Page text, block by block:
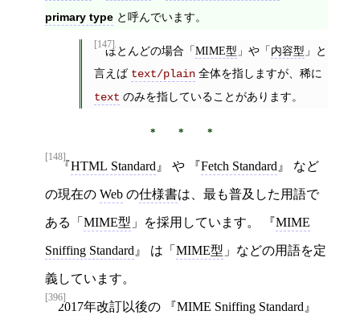
primary type と呼んでいます。
[147]ほとんどの場合「MIME型 」や「内容型 」と
言えば text/plain全体を指しますが、稀に
text のみを指していることがあります。
[148]
HTML Standard や Fetch Standard など
の現在の Web の仕様書は、最も普及した用語で
ある「 MIME型 」を採用しています。 MIME
Sniffing Standard は「 MIME型 」などの用語を定
義しています。
[396]
2017年改訂以後の MIME Sniffing Standard